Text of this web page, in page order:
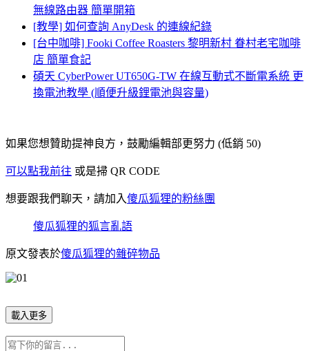
無線路由器 簡單開箱
[教學] 如何查詢 AnyDesk 的連線紀錄
[台中咖啡] Fooki Coffee Roasters 黎明新村 眷村老宅咖啡
店 簡單食記
碩天 CyberPower UT650G-TW 在線互動式不斷電系統 更
換電池教學 (順便升級鋰電池與容量)
如果您想贊助提神良方，鼓勵編輯部更努力 (低銷 50)
可以點我前往 或是掃 QR CODE
想要跟我們聊天，請加入傻瓜狐狸的粉絲團
傻瓜狐狸的狐言亂語
原文發表於傻瓜狐狸的雜碎物品
載入更多